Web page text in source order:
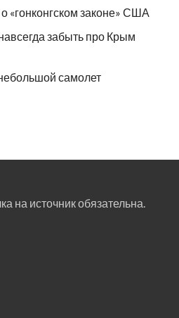
«гонконгском законе» США
забыть про Крым
самолет
на источник обязательна.